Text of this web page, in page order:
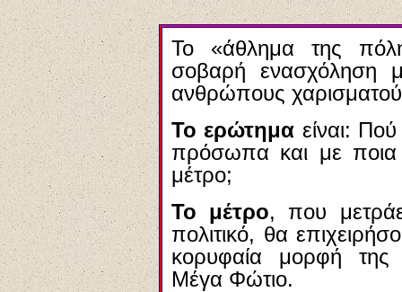
Το «άθλημα της
σοβαρή ενασχόληση
ανθρώπους
Το ερώτημα είναι:
πρόσωπα και με ποια
μέτρο;
Το μέτρο, που
πολιτικό, θα
κορυφαία μορφή της
Μέγα Φώτιο.